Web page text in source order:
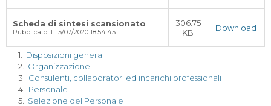
Scheda di sintesi scansionato
Pubblicato il: 15/07/2020 18:54:45
306.75
KB
Download
1. Disposizioni generali
2. Organizzazione
3. Consulenti, collaboratori ed incarichi professionali
4. Personale
5. Selezione del Personale